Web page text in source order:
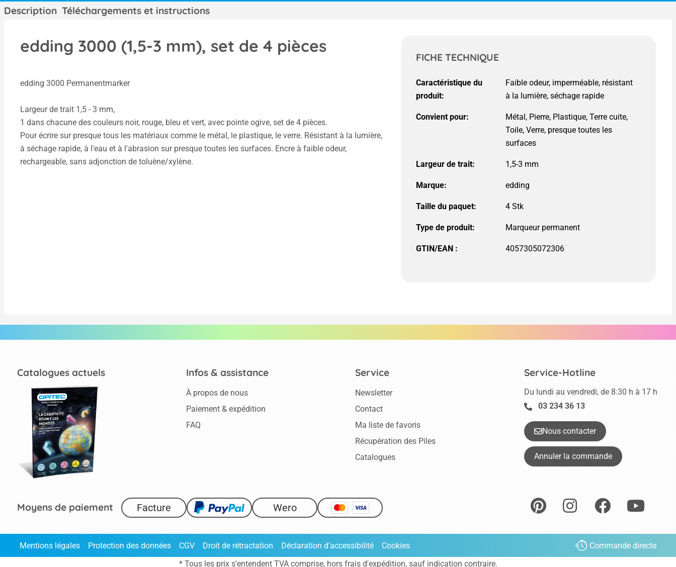
Description Téléchargements et instructions
edding 3000 (1,5-3 mm), set de 4 pièces
edding 3000 Permanentmarker
Largeur de trait 1,5 - 3 mm,
1 dans chacune des couleurs noir, rouge, bleu et vert, avec pointe ogive, set de 4 pièces.
Pour écrire sur presque tous les matériaux comme le métal, le plastique, le verre. Résistant à la lumière,
à séchage rapide, à l'eau et à l'abrasion sur presque toutes les surfaces. Encre à faible odeur,
rechargeable, sans adjonction de toluène/xylène.
FICHE TECHNIQUE
Caractéristique du
produit:
Faible odeur, imperméable, résistant
à la lumière, séchage rapide
Convient pour:
Métal, Pierre, Plastique, Terre cuite,
Toile, Verre, presque toutes les
surfaces
Largeur de trait: 1,5-3 mm
Marque: edding
Taille du paquet:
Type de produit:
GTIN/EAN : 4057305072306
Catalogues actuels Service-Hotline
Du lundi au vendredi, de 8:30 h à 17 h
03 234 36 13
Nous contacter
Annuler la commande
Infos & assistance
À propos de nous
Paiement & expédition
FAQ
Service
Newsletter
Contact
Ma liste de favoris
Récupération des Piles
Catalogues
Moyens de paiement Facture Wero
Mentions légales Protection des données CGV Droit de rétractation Déclaration d’accessibilité Cookies
Commande directe
* Tous les prix s'entendent TVA comprise, hors frais d'expédition, sauf indication contraire.